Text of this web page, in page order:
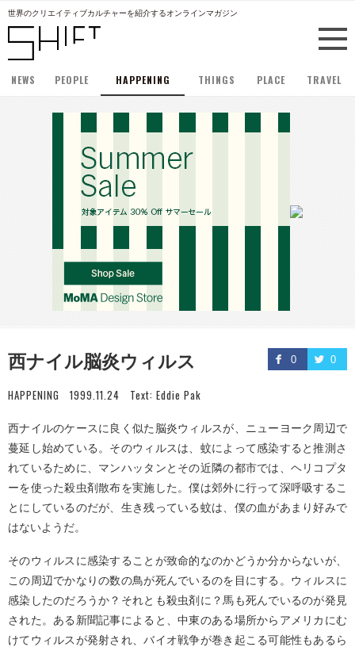
世界のクリエイティブカルチャーを紹介するオンラインマガジン
NEWS PEOPLE HAPPENING THINGS PLACE TRAVEL
0 0
西ナイル脳炎ウィルス
HAPPENING 1999.11.24 Text: Eddie Pak
西ナイルのケースに良く似た脳炎ウィルスが、ニューヨーク周辺で
蔓延し始めている。そのウィルスは、蚊によって感染すると推測さ
れているために、マンハッタンとその近隣の都市では、ヘリコプタ
ーを使った殺虫剤散布を実施した。僕は郊外に行って深呼吸するこ
とにしているのだが、生き残っている蚊は、僕の血があまり好みで
はないようだ。
そのウィルスに感染することが致命的なのかどうか分からないが、
この周辺でかなりの数の鳥が死んでいるのを目にする。ウィルスに
感染したのだろうか？それとも殺虫剤に？馬も死んでいるのが発見
された。ある新聞記事によると、中東のある場所からアメリカにむ
けてウィルスが発射され、バイオ戦争が巻き起こる可能性もあるら